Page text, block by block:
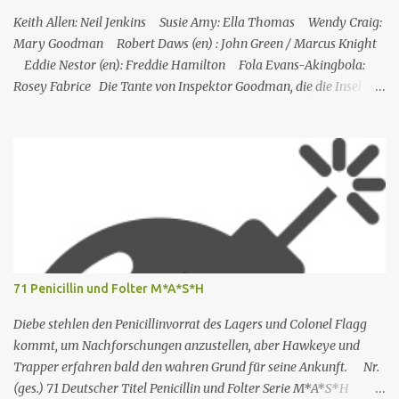
gebissen hat, sagt er "nettes Auge", und Ray antwortet mit "nettes
Gesicht". Ray Sho...
Keith Allen: Neil Jenkins Susie Amy: Ella Thomas Wendy Craig:
Mary Goodman Robert Daws (en) : John Green / Marcus Knight
Eddie Nestor (en): Freddie Hamilton Fola Evans-Akingbola:
Rosey Fabrice Die Tante von Inspektor Goodman, die die Insel
er tat, als er auf die Insel kam, war, Neil Jenkins zu treffen, einen
ehemaligen Gangster, der gekommen war, um einen ruhigen
Ruhestand in der Sonne zu verbringen. Humphrey nimmt seine
Tante Mary, die er sehr mag, in Saint Marie auf und bringt sie in
einem Hotel unter. Mitten in der Nacht hört Mary etwas von einer
der Hotelterrassen fallen. Sie ruft Freddie, den Concierge, an, und
die beiden verlassen das Hotel und finden eine Leiche: es ist John
de...
71 Penicillin und Folter M*A*S*H
Diebe stehlen den Penicillinvorrat des Lagers und Colonel Flagg
kommt, um Nachforschungen anzustellen, aber Hawkeye und
Trapper erfahren bald den wahren Grund für seine Ankunft. Nr.
(ges.) 71 Deutscher Titel Penicillin und Folter Serie M*A*S*H